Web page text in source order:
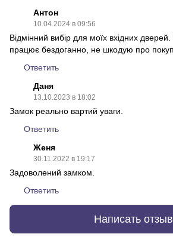
Антон
10.04.2024 в 09:56
Відмінний вибір для моїх вхідних
працює бездоганно, не шкодую про
Ответить
Даня
13.10.2023 в 18:02
Замок реально вартий уваги.
Ответить
Женя
30.11.2022 в 19:17
Задоволений замком.
Ответить
Написать отзыв